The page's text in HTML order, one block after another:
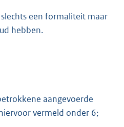
een formaliteit maar
hebben.
aangevoerde
vermeld onder 6;